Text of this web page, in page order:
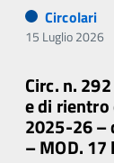
Circolari
15 Luglio 2026
Circ. n.
e di
2025-26 –
– MOD.